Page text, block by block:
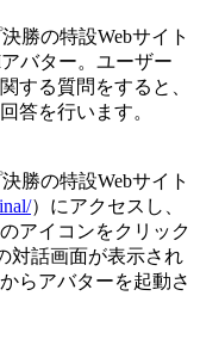
勝の特設Webサイト
バター。ユーザー
する質問をすると、
答を行います。
勝の特設Webサイト
）にアクセスし、
アイコンをクリック
対話画面が表示され
らアバターを起動さ